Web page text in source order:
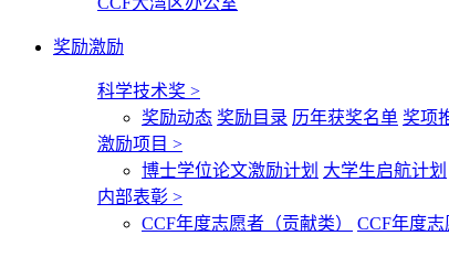
奖励激励
科学技术奖 >
奖励动态 奖励目录 历年获奖名单 奖项
激励项目 >
博士学位论文激励计划 大学生启航计划
内部表彰 >
CCF年度志愿者（贡献类）
CCF年度志